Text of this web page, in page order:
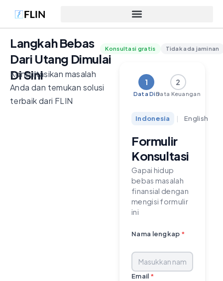
Langkah Bebas
Dari Utang Dimulai
Di Sini
Konsultasikan masalah
Anda dan temukan solusi
terbaik dari FLIN
Konsultasi gratis Tidak ada jaminan
1
Data Diri
2
Data Keuangan
Formulir
Konsultasi
Gapai hidup
bebas masalah
finansial dengan
mengisi formulir
ini
Indonesia | English
Nama lengkap *
Email *